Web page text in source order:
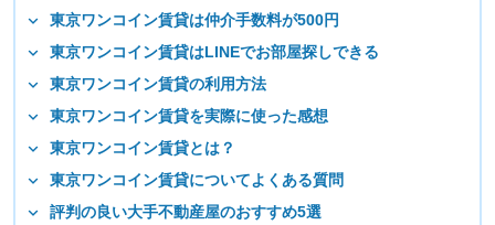
東京ワンコイン賃貸は仲介手数料が500円
東京ワンコイン賃貸はLINEでお部屋探しできる
東京ワンコイン賃貸の利用方法
東京ワンコイン賃貸を実際に使った感想
東京ワンコイン賃貸とは？
東京ワンコイン賃貸についてよくある質問
評判の良い大手不動産屋のおすすめ5選